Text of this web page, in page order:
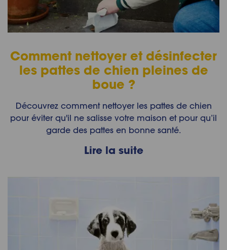
Comment nettoyer et désinfecter
les pattes de chien pleines de
boue ?
Découvrez comment nettoyer les pattes de chien
pour éviter qu'il ne salisse votre maison et pour qu’il
garde des pattes en bonne santé.
Lire la suite